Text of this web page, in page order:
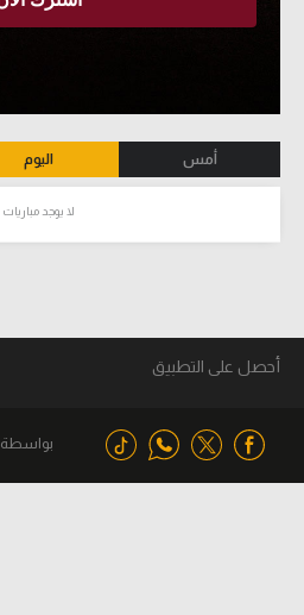
أمس اليوم
لا يوجد مباريات
أحصل على التطبيق
بواسطة